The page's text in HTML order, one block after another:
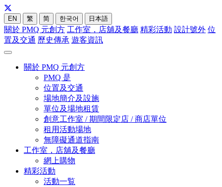
EN 繁 简 한국어 日本語
關於 PMQ 元創方 工作室，店舖及餐廳 精彩活動 設計號外 位
置及交通 歷史傳承 遊客資訊
關於 PMQ 元創方
PMQ 是
位置及交通
場地簡介及設施
單位及場地租賃
創意工作室 / 期間限定店 / 商店單位
租用活動場地
無障礙通道指南
工作室，店舖及餐廳
網上購物
精彩活動
活動一覧